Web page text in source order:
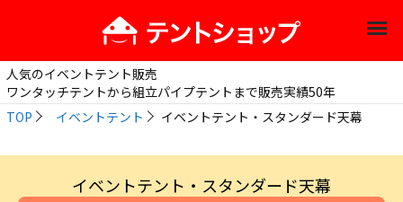
人気のイベントテント販売
ワンタッチテントから組立パイプテントまで販売実績50年
TOP
イベントテント イベントテント・スタンダード天幕
イベントテント・スタンダード天幕